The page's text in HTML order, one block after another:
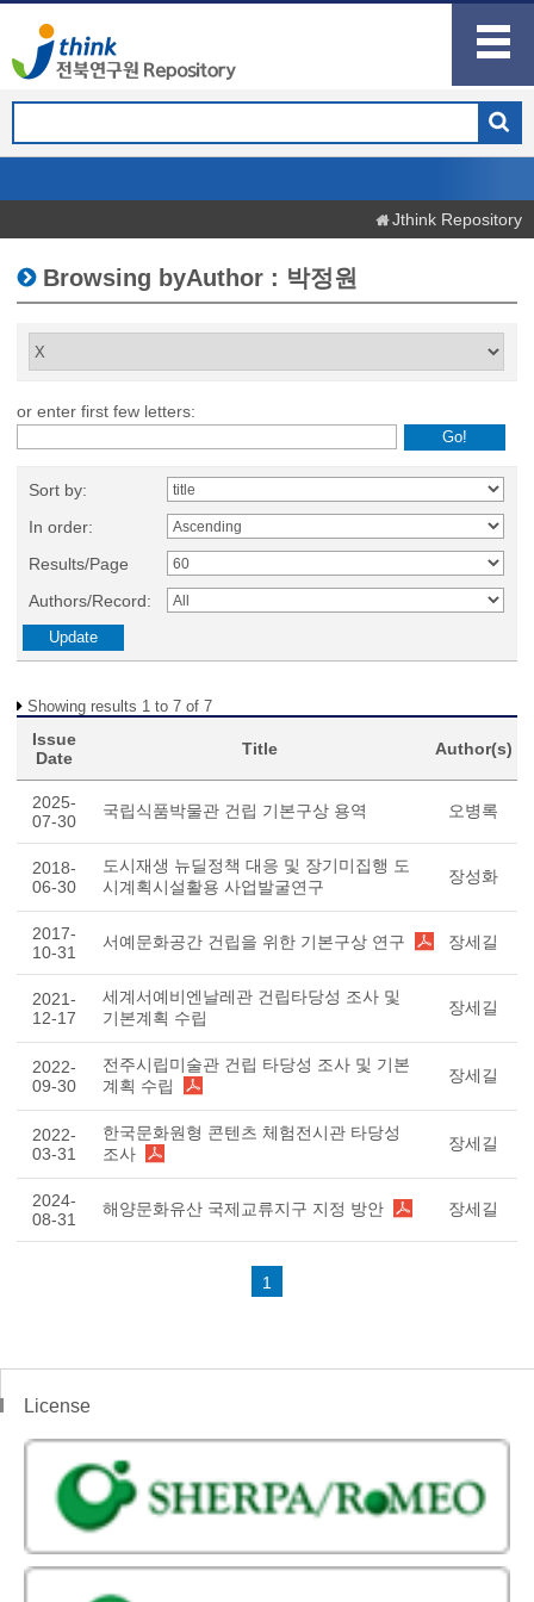
Jthink Repository
Browsing byAuthor : 박정원
or enter first few letters:
Sort by:
In order:
Results/Page
Authors/Record:
Showing results 1 to 7 of 7
Issue
Date
Title Author(s)
2025-
07-30
국립식품박물관 건립 기본구상 용역 오병록
2018-
06-30
도시재생 뉴딜정책 대응 및 장기미집행 도
시계획시설활용 사업발굴연구
장성화
2017-
10-31
서예문화공간 건립을 위한 기본구상 연구 장세길
2021-
12-17
세계서예비엔날레관 건립타당성 조사 및
기본계획 수립
장세길
2022-
09-30
전주시립미술관 건립 타당성 조사 및 기본
계획 수립
장세길
2022-
03-31
한국문화원형 콘텐츠 체험전시관 타당성
조사
장세길
2024-
08-31
해양문화유산 국제교류지구 지정 방안 장세길
1
License